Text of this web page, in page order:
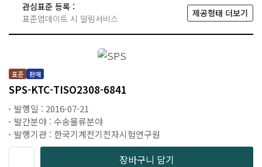
관심표준 등록 :
표준업데이트 시 알림서비스
제공형태 더보기
표준 판매
SPS-KTC-TISO2308-6841
발행일 : 2016-07-21
발간분야 : 수송물류분야
발행기관 : 한국기계전기전자시험연구원
장바구니 담기